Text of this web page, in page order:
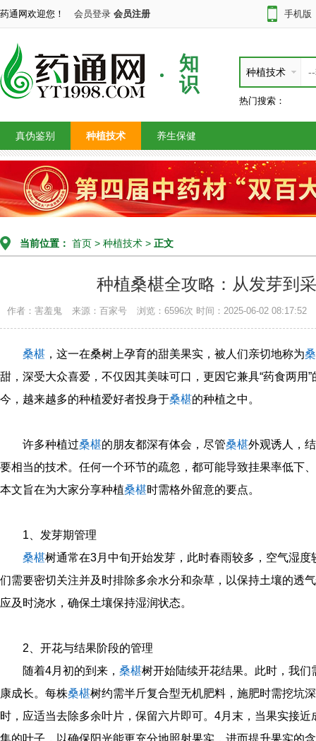
药通网欢迎您！ 会员登录 会员注册 手机版
知
识
种植技术
热门搜索：
真伪鉴别 种植技术 养生保健
当前位置： 首页 > 种植技术 > 正文
种植桑椹全攻略：从发芽到
作者：害羞鬼 来源：百家号 浏览：6596次 时间：2025-06-02 08:17:52
桑椹 ，这一在桑树上孕育的甜美果实，被人们亲切地称为
甜，深受大众喜爱，不仅因其美味可口，更因它兼具“药食两用
今，越来越多的种植爱好者投身于桑椹的种植之中。
许多种植过桑椹的朋友都深有体会，尽管桑椹外观诱人，
要相当的技术。任何一个环节的疏忽，都可能导致挂果率低下
本文旨在为大家分享种植桑椹时需格外留意的要点。
1、发芽期管理
桑椹树通常在3月中旬开始发芽，此时春雨较多，空气湿
们需要密切关注并及时排除多余水分和杂草，以保持土壤的透
应及时浇水，确保土壤保持湿润状态。
2、开花与结果阶段的管理
随着4月初的到来， 桑椹树开始陆续开花结果。此时，我
康成长。每株桑椹树约需半斤复合型无机肥料，施肥时需挖坑
时，应适当去除多余叶片，保留六片即可。4月末，当果实接
集的叶子，以确保阳光能更充分地照射果实，进而提升果实的